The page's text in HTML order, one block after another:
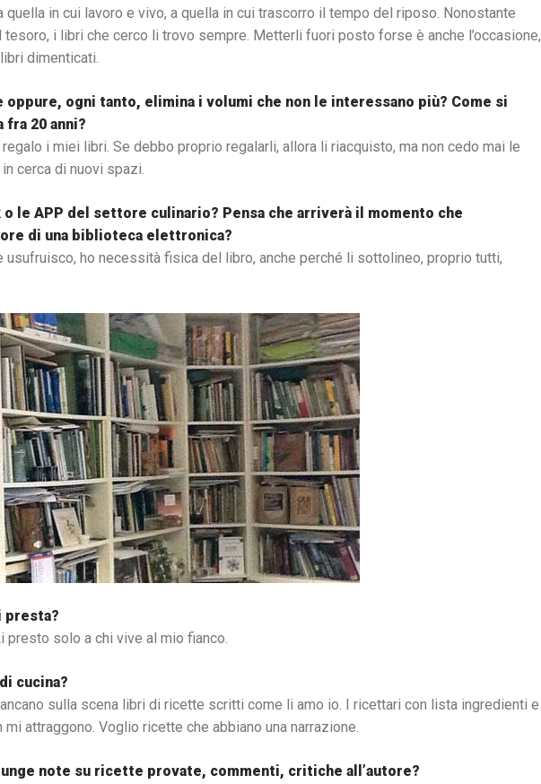
quella in cui lavoro e vivo, a quella in cui trascorro il tempo del riposo. Nonostante
tesoro, i libri che cerco li trovo sempre. Metterli fuori posto forse è anche l’occasione,
dimenticati.
oppure, ogni tanto, elimina i volumi che non le interessano più? Come si
fra 20 anni?
i miei libri. Se debbo proprio regalarli, allora li riacquisto, ma non cedo mai le
cerca di nuovi spazi.
le APP del settore culinario? Pensa che arriverà il momento che
di una biblioteca elettronica?
usufruisco, ho necessità fisica del libro, anche perché li sottolineo, proprio tutti,
presta?
presto solo a chi vive al mio fianco.
cucina?
sulla scena libri di ricette scritti come li amo io. I ricettari con lista ingredienti e
attraggono. Voglio ricette che abbiano una narrazione.
note su ricette provate, commenti, critiche all’autore?